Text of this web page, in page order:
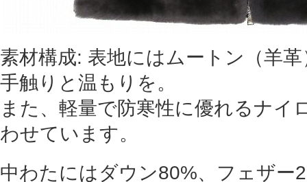
素材構成: 表地にはムートン（羊
手触りと温もりを。
また、軽量で防寒性に優れるナイ
わせています。
中わたにはダウン80%、フェザー